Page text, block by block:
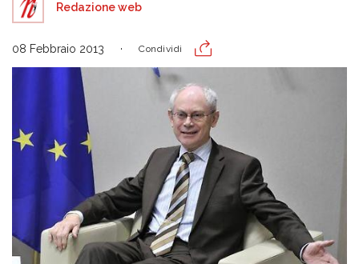
Redazione web
08 Febbraio 2013 Condividi